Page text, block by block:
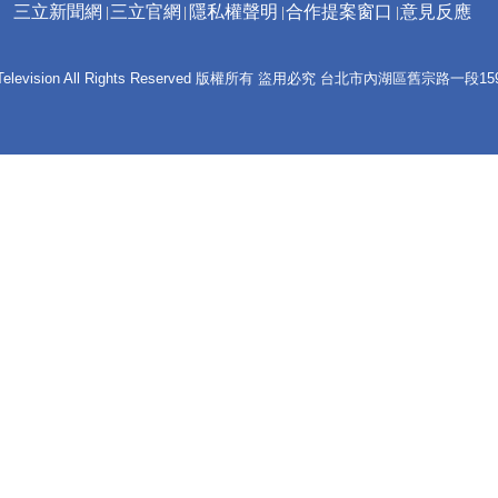
三立新聞網 三立官網 隱私權聲明 合作提案窗口 意見反應
All Rights Reserved 版權所有 盜用必究 台北市內湖區舊宗路一段